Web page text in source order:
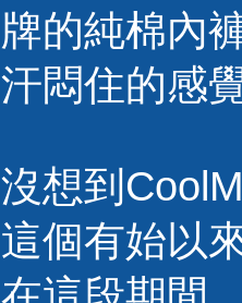
牌的純棉內
汗悶住的感
沒想到
這個有始以